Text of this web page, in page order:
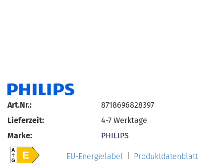
Art.Nr.:
8718696828397
Lieferzeit:
4-7 Werktage
Marke:
PHILIPS
A
GE EU-Energielabel Produktdatenblatt